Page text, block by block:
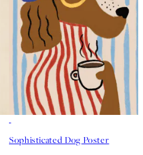
Sophisticated Dog Poster